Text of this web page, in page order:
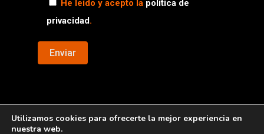
He leído y acepto la política de
privacidad.
Utilizamos cookies para ofrecerte la mejor experiencia en
nuestra web.